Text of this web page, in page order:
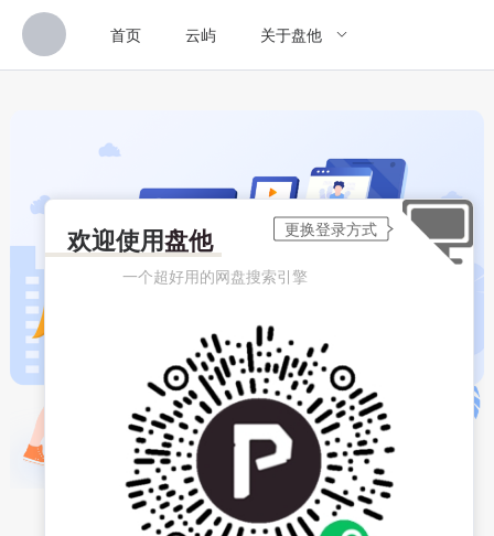
首页 云屿 关于盘他
欢迎使用盘他
一个超好用的网盘搜索引擎